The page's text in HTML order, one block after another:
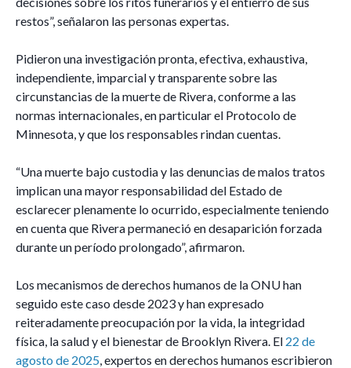
restos”, señalaron las personas expertas.
Pidieron una investigación pronta, efectiva, exhaustiva,
independiente, imparcial y transparente sobre las
circunstancias de la muerte de Rivera, conforme a las
normas internacionales, en particular el Protocolo de
Minnesota, y que los responsables rindan cuentas.
“Una muerte bajo custodia y las denuncias de malos tratos
implican una mayor responsabilidad del Estado de
esclarecer plenamente lo ocurrido, especialmente teniendo
en cuenta que Rivera permaneció en desaparición forzada
durante un período prolongado”, afirmaron.
Los mecanismos de derechos humanos de la ONU han
seguido este caso desde 2023 y han expresado
reiteradamente preocupación por la vida, la integridad
física, la salud y el bienestar de Brooklyn Rivera. El 22 de
agosto de 2025, expertos en derechos humanos escribieron